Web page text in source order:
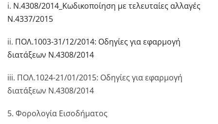
i. Ν.4308/2014_Κωδικοποίηση με τελευταίες αλλαγές
Ν.4337/2015
ii. ΠΟΛ.1003-31/12/2014: Οδηγίες για εφαρμογή
διατάξεων Ν.4308/2014
iii. ΠΟΛ.1024-21/01/2015: Οδηγίες για εφαρμογή
διατάξεων Ν.4308/2014
5. Φορολογία Εισοδήματος